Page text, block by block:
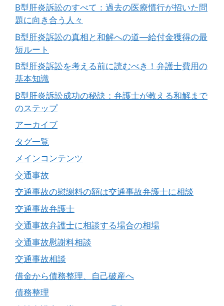
B型肝炎訴訟のすべて：過去の医療慣行が招いた問
題に向き合う人々
B型肝炎訴訟の真相と和解への道―給付金獲得の最
短ルート
B型肝炎訴訟を考える前に読むべき！弁護士費用の
基本知識
B型肝炎訴訟成功の秘訣：弁護士が教える和解まで
のステップ
アーカイブ
タグ一覧
メインコンテンツ
交通事故
交通事故の慰謝料の額は交通事故弁護士に相談
交通事故弁護士
交通事故弁護士に相談する場合の相場
交通事故慰謝料相談
交通事故相談
借金から債務整理、自己破産へ
債務整理